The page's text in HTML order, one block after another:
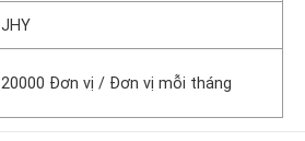
JHY
20000 Đơn vị / Đơn vị mỗi tháng